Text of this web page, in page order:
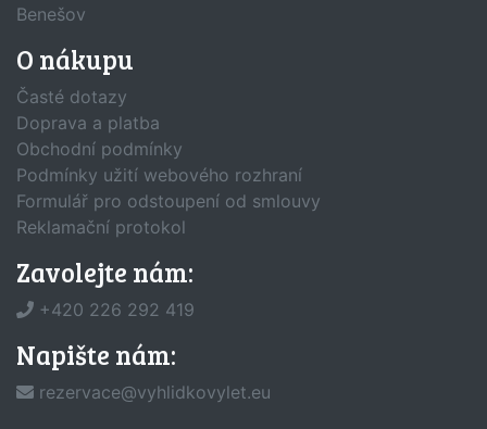
Benešov
O nákupu
Časté dotazy
Doprava a platba
Obchodní podmínky
Podmínky užití webového rozhraní
Formulář pro odstoupení od smlouvy
Reklamační protokol
Zavolejte nám:
+420 226 292 419
Napište nám:
rezervace@vyhlidkovylet.eu